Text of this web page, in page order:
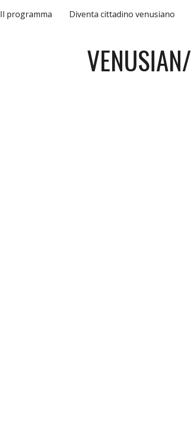
Skip to main content
Il programma Diventa cittadino venusiano
VENUSIAN/